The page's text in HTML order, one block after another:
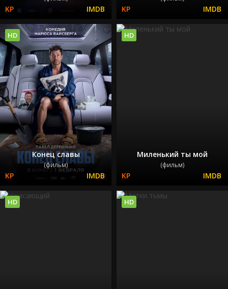
Конец славы
(фильм)
HD
Миленький ты мой
(фильм)
HD
HD HD